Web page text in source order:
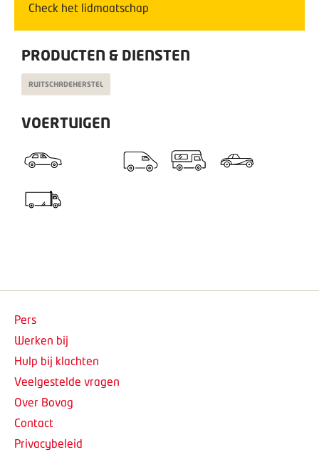
Check het lidmaatschap
PRODUCTEN & DIENSTEN
RUITSCHADEHERSTEL
VOERTUIGEN
Pers
Werken bij
Hulp bij klachten
Veelgestelde vragen
Over Bovag
Contact
Privacybeleid